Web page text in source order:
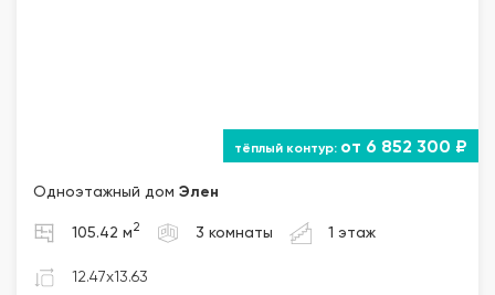
от 6 852 300 ₽
Одноэтажный дом Элен
105.42 м 2 3 комнаты 1 этаж
12.47x13.63